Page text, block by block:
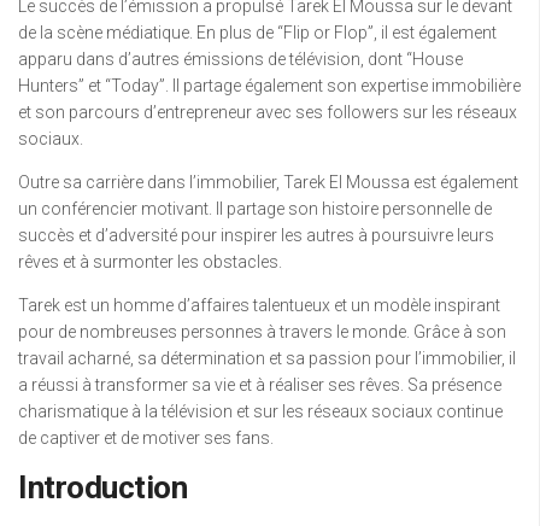
Le succès de l’émission a propulsé Tarek El Moussa sur le devant
de la scène médiatique. En plus de “Flip or Flop”, il est également
apparu dans d’autres émissions de télévision, dont “House
Hunters” et “Today”. Il partage également son expertise immobilière
et son parcours d’entrepreneur avec ses followers sur les réseaux
sociaux.
Outre sa carrière dans l’immobilier, Tarek El Moussa est également
un conférencier motivant. Il partage son histoire personnelle de
succès et d’adversité pour inspirer les autres à poursuivre leurs
rêves et à surmonter les obstacles.
Tarek est un homme d’affaires talentueux et un modèle inspirant
pour de nombreuses personnes à travers le monde. Grâce à son
travail acharné, sa détermination et sa passion pour l’immobilier, il
a réussi à transformer sa vie et à réaliser ses rêves. Sa présence
charismatique à la télévision et sur les réseaux sociaux continue
de captiver et de motiver ses fans.
Introduction